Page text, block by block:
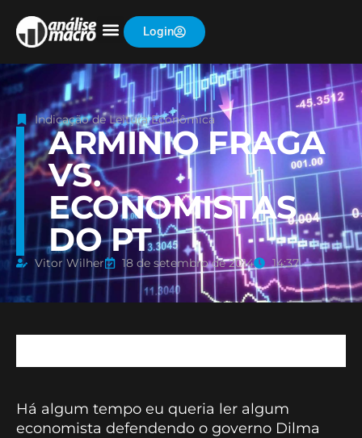
Login
Indicação de Leitura Econômica
ARMINIO FRAGA
VS.
ECONOMISTAS
DO PT
Vitor Wilher 18 de setembro de 2014 14:37
Há algum tempo eu queria ler algum
economista defendendo o governo Dilma